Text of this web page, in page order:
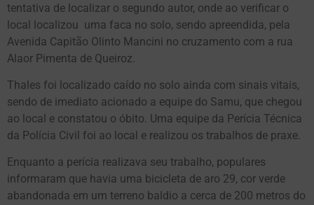
tentativa de localizar o segundo autor, onde ao verificar o
local localizou uma faca no solo, sendo apreendida, pela
Avenida Capitão Olinto Mancini no cruzamento com a rua
Alaor Pimenta de Queiroz.
Thales foi localizado caído no solo ainda com sinais vitais,
sendo de imediato acionado a equipe do Samu, que chegou
ao local e constatou o óbito. Uma equipe da Perícia Técnica
da Polícia Civil foi ao local e realizou os trabalhos de praxe.
Enquanto a perícia realizava seu trabalho, populares
informaram que havia uma bicicleta de aro 29, cor verde
abandonada em um terreno baldio a cerca de 200 metros do